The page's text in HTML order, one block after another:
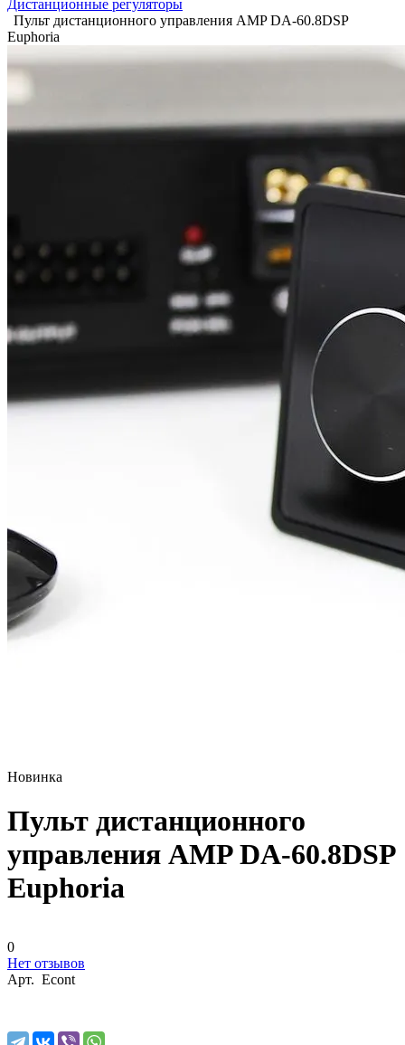
Дистанционные регуляторы
Пульт дистанционного управления AMP DA-60.8DSP
Euphoria
Новинка
Пульт дистанционного
управления AMP DA-60.8DSP
Euphoria
0
Нет отзывов
Арт. Econt